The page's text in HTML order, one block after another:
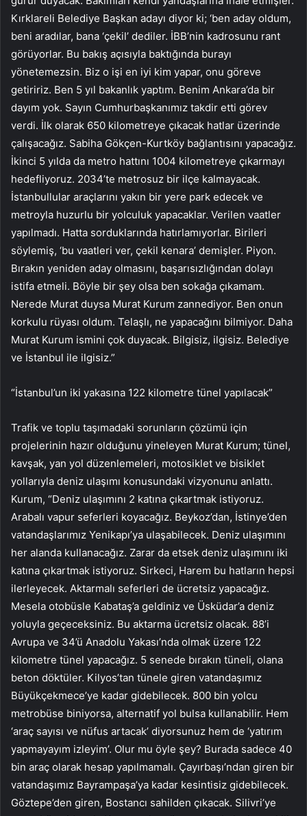
Kırklareli Belediye Başkan adayı diyor ki; ‘ben aday oldum,
beni aradılar, bana ‘çekil’ dediler. İBB’nin kadrosunu rant
görüyorlar. Bu bakış açısıyla baktığında burayı
yönetemezsin. Biz o işi en iyi kim yapar, onu göreve
getiririz. Ben 5 yıl bakanlık yaptım. Benim Ankara’da bir
dayım yok. Sayın Cumhurbaşkanımız takdir etti görev
verdi. İlk olarak 650 kilometreye çıkacak hatlar üzerinde
çalışacağız. Sabiha Gökçen-Kurtköy bağlantısını yapacağız.
İkinci 5 yılda da metro hattını 1004 kilometreye çıkarmayı
hedefliyoruz. 2034’te metrosuz bir ilçe kalmayacak.
İstanbullular araçlarını yakın bir yere park edecek ve
metroyla huzurlu bir yolculuk yapacaklar. Verilen vaatler
yapılmadı. Hatta sorduklarında hatırlamıyorlar. Birileri
söylemiş, ‘bu vaatleri ver, çekil kenara’ demişler. Piyon.
Bırakın yeniden aday olmasını, başarısızlığından dolayı
istifa etmeli. Böyle bir şey olsa ben sokağa çıkamam.
Nerede Murat duysa Murat Kurum zannediyor. Ben onun
korkulu rüyası oldum. Telaşlı, ne yapacağını bilmiyor. Daha
Murat Kurum ismini çok duyacak. Bilgisiz, ilgisiz. Belediye
ve İstanbul ile ilgisiz.”
“İstanbul’un iki yakasına 122 kilometre tünel yapılacak”
Trafik ve toplu taşımadaki sorunların çözümü için
projelerinin hazır olduğunu yineleyen Murat Kurum; tünel,
kavşak, yan yol düzenlemeleri, motosiklet ve bisiklet
yollarıyla deniz ulaşımı konusundaki vizyonunu anlattı.
Kurum, “Deniz ulaşımını 2 katına çıkartmak istiyoruz.
Arabalı vapur seferleri koyacağız. Beykoz’dan, İstinye’den
vatandaşlarımız Yenikapı’ya ulaşabilecek. Deniz ulaşımını
her alanda kullanacağız. Zarar da etsek deniz ulaşımını iki
katına çıkartmak istiyoruz. Sirkeci, Harem bu hatların hepsi
ilerleyecek. Aktarmalı seferleri de ücretsiz yapacağız.
Mesela otobüsle Kabataş’a geldiniz ve Üsküdar’a deniz
yoluyla geçeceksiniz. Bu aktarma ücretsiz olacak. 88’i
Avrupa ve 34’ü Anadolu Yakası’nda olmak üzere 122
kilometre tünel yapacağız. 5 senede bırakın tüneli, olana
beton döktüler. Kilyos’tan tünele giren vatandaşımız
Büyükçekmece’ye kadar gidebilecek. 800 bin yolcu
metrobüse biniyorsa, alternatif yol bulsa kullanabilir. Hem
‘araç sayısı ve nüfus artacak’ diyorsunuz hem de ‘yatırım
yapmayayım izleyim’. Olur mu öyle şey? Burada sadece 40
bin araç olarak hesap yapılmamalı. Çayırbaşı’ndan giren bir
vatandaşımız Bayrampaşa’ya kadar kesintisiz gidebilecek.
Göztepe’den giren, Bostancı sahilden çıkacak. Silivri’ye